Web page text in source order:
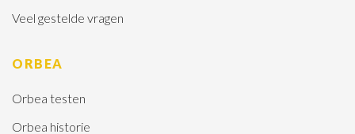
Veel gestelde vragen
ORBEA
Orbea testen
Orbea historie